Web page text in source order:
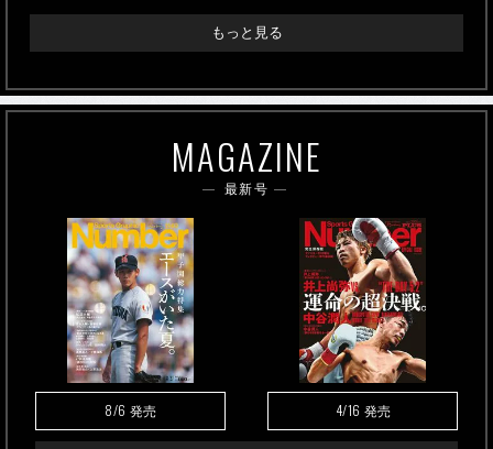
もっと見る
MAGAZINE
最新号
8/6 発売 4/16 発売